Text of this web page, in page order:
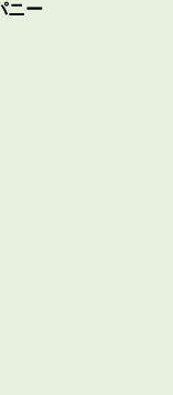
ニー